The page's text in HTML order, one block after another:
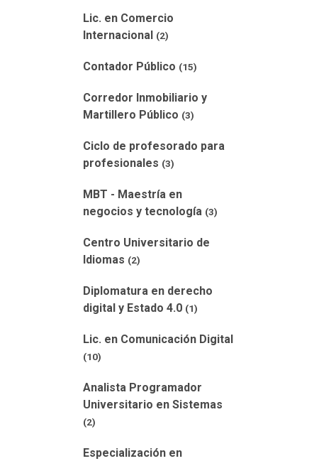
Lic. en Comercio
Internacional (2)
Contador Público (15)
Corredor Inmobiliario y
Martillero Público (3)
Ciclo de profesorado para
profesionales (3)
MBT - Maestría en
negocios y tecnología (3)
Centro Universitario de
Idiomas (2)
Diplomatura en derecho
digital y Estado 4.0 (1)
Lic. en Comunicación Digital
(10)
Analista Programador
Universitario en Sistemas
(2)
Especialización en